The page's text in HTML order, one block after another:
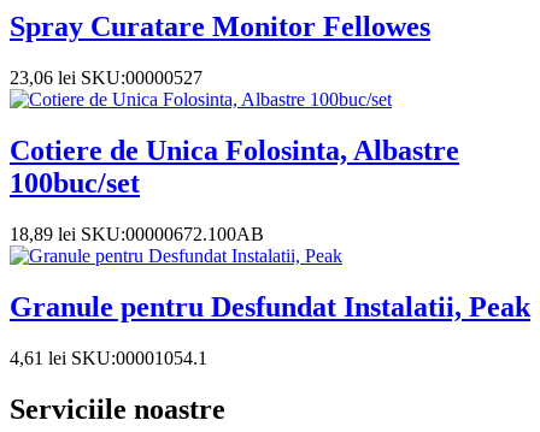
Spray Curatare Monitor Fellowes
23,06 lei SKU:00000527
Cotiere de Unica Folosinta, Albastre
100buc/set
18,89 lei SKU:00000672.100AB
Granule pentru Desfundat Instalatii, Peak
4,61 lei SKU:00001054.1
Serviciile noastre